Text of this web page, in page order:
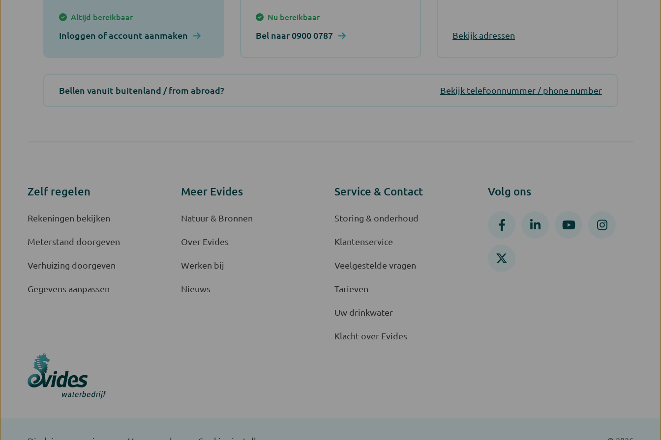
Altijd bereikbaar
Inloggen of account aanmaken
Nu bereikbaar
Bel naar 0900 0787 Bekijk adressen
Bellen vanuit buitenland / from abroad? Bekijk telefoonnummer / phone number
Zelf regelen
Rekeningen bekijken
Meterstand doorgeven
Verhuizing doorgeven
Gegevens aanpassen
Meer Evides
Natuur & Bronnen
Over Evides
Werken bij
Nieuws
Service & Contact
Storing & onderhoud
Klantenservice
Veelgestelde vragen
Tarieven
Uw drinkwater
Klacht over Evides
Volg ons